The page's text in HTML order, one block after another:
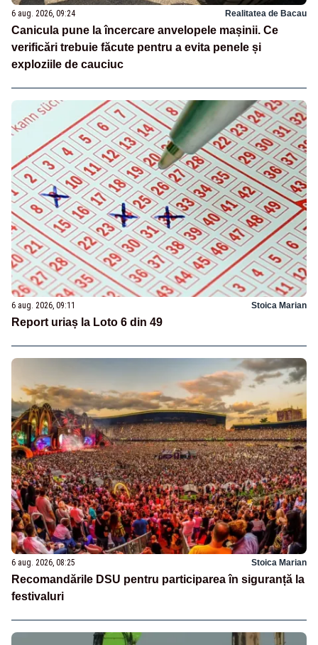
6 aug. 2026, 09:24 Realitatea de Bacau
Canicula pune la încercare anvelopele mașinii. Ce
verificări trebuie făcute pentru a evita penele și
exploziile de cauciuc
6 aug. 2026, 09:11 Stoica Marian
Report uriaș la Loto 6 din 49
6 aug. 2026, 08:25 Stoica Marian
Recomandările DSU pentru participarea în siguranță la
festivaluri